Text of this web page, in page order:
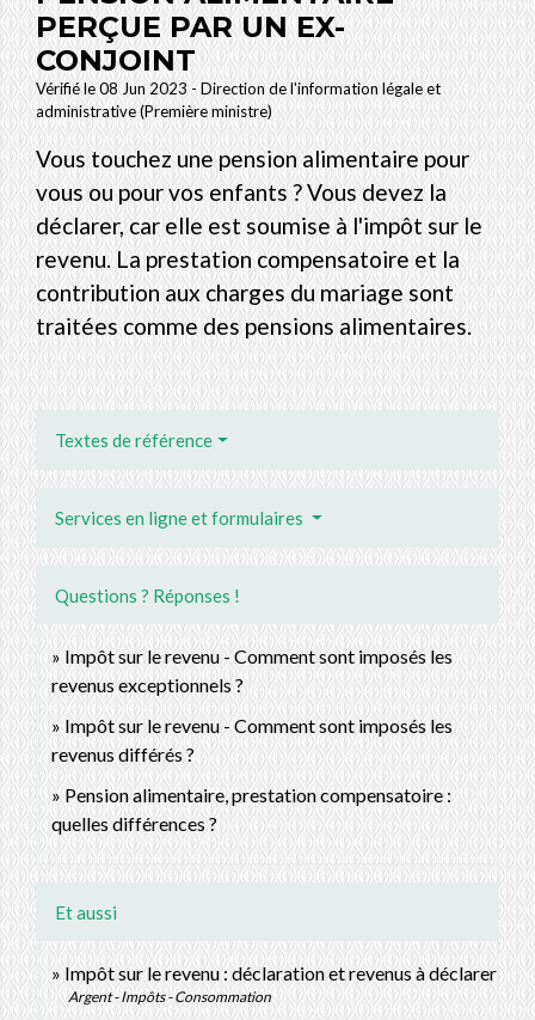
PERÇUE PAR UN EX-
CONJOINT
Vérifié le 08 Jun 2023 - Direction de l'information légale et
administrative (Première ministre)
Vous touchez une pension alimentaire pour
vous ou pour vos enfants ? Vous devez la
déclarer, car elle est soumise à l'impôt sur le
revenu. La prestation compensatoire et la
contribution aux charges du mariage sont
traitées comme des pensions alimentaires.
Textes de référence
Services en ligne et formulaires
Questions ? Réponses !
Impôt sur le revenu - Comment sont imposés les
revenus exceptionnels ?
Impôt sur le revenu - Comment sont imposés les
revenus différés ?
Pension alimentaire, prestation compensatoire :
quelles différences ?
Et aussi
Impôt sur le revenu : déclaration et revenus à déclarer
Argent - Impôts - Consommation